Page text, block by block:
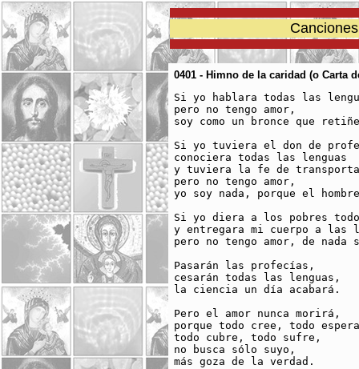
0401 - Himno de la caridad (o Carta
Si yo hablara todas las
pero no tengo amor,
soy como un bronce que
Si yo tuviera el don de
conociera todas las lenguas
y tuviera la fe de
pero no tengo amor,
yo soy nada, porque el
Si yo diera a los pobres
y entregara mi cuerpo a las
pero no tengo amor, de
Pasarán las profecías,
cesarán todas las lenguas,
la ciencia un día acabará.
Pero el amor nunca morirá,
porque todo cree, todo
todo cubre, todo sufre,
no busca sólo suyo,
más goza de la verdad.